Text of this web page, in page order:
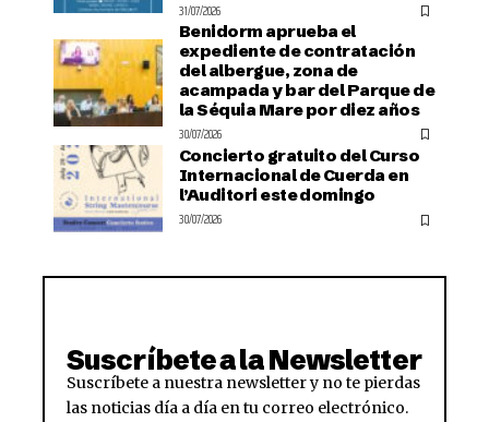
31/07/2026
Benidorm aprueba el
expediente de contratación
del albergue, zona de
acampada y bar del Parque de
la Séquia Mare por diez años
30/07/2026
Concierto gratuito del Curso
Internacional de Cuerda en
l’Auditori este domingo
30/07/2026
Suscríbete a la Newsletter
Suscríbete a nuestra newsletter y no te pierdas
las noticias día a día en tu correo electrónico.